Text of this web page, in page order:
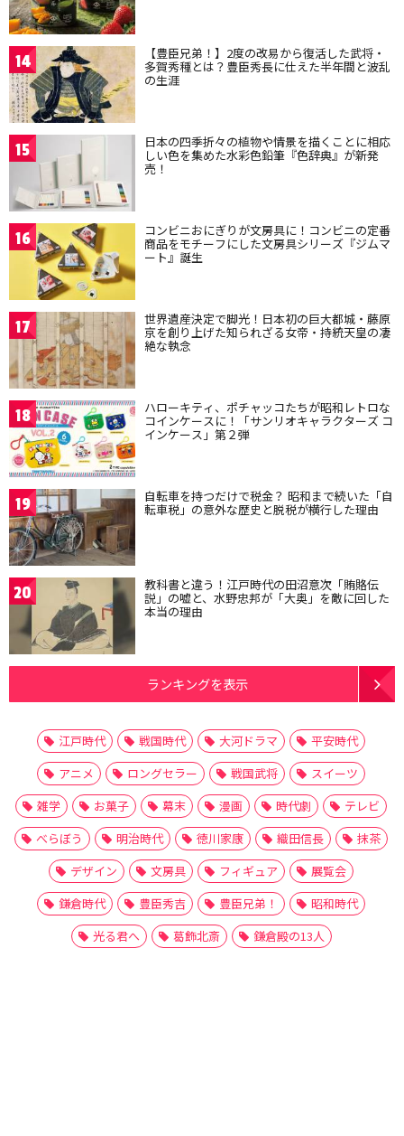
14 【豊臣兄弟！】2度の改易から復活した武将・
多賀秀種とは？豊臣秀長に仕えた半年間と波乱
の生涯
15 日本の四季折々の植物や情景を描くことに相応
しい色を集めた水彩色鉛筆『色辞典』が新発
売！
16 コンビニおにぎりが文房具に！コンビニの定番
商品をモチーフにした文房具シリーズ『ジムマ
ート』誕生
17 世界遺産決定で脚光！日本初の巨大都城・藤原
京を創り上げた知られざる女帝・持統天皇の凄
絶な執念
18 ハローキティ、ポチャッコたちが昭和レトロな
コインケースに！「サンリオキャラクターズ コ
インケース」第２弾
19 自転車を持つだけで税金？ 昭和まで続いた「自
転車税」の意外な歴史と脱税が横行した理由
20 教科書と違う！江戸時代の田沼意次「賄賂伝
説」の嘘と、水野忠邦が「大奥」を敵に回した
本当の理由
ランキングを表示
江戸時代 戦国時代 大河ドラマ
平安時代
アニメ
ロングセラー 戦国武将
スイーツ
雑学
お菓子 幕末 漫画 時代劇
テレビ
べらぼう
明治時代 徳川家康 織田信長
抹茶
デザイン
文房具 フィギュア
展覧会
鎌倉時代
豊臣秀吉 豊臣兄弟！
昭和時代
光る君へ
葛飾北斎 鎌倉殿の13人